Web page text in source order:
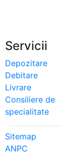
Servicii
Depozitare
Debitare
Livrare
Consiliere de
specialitate
Sitemap
ANPC